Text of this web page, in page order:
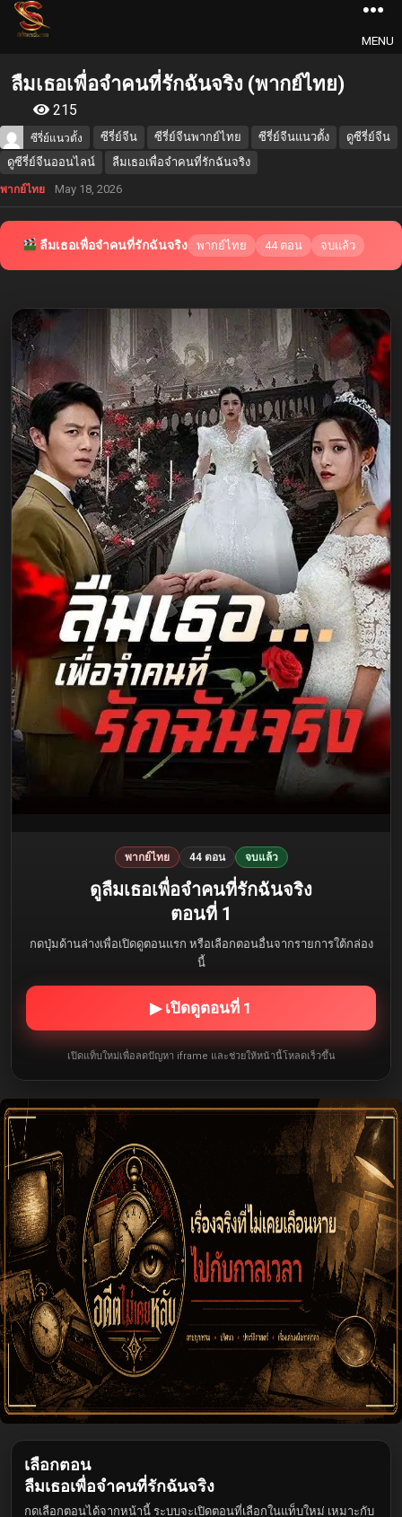
MENU
ลืมเธอเพื่อจำคนที่รักฉันจริง (พากย์ไทย)
215
ซีรี่ย์แนวตั้ง ซีรี่ย์จีน ซีรี่ย์จีนพากย์ไทย ซีรี่ย์จีนแนวตั้ง
ดูซีรี่ย์จีน
ดูซีรี่ย์จีนออนไลน์
ลืมเธอเพื่อจำคนที่รักฉันจริง
พากย์ไทย May 18, 2026
ลืมเธอเพื่อจำคนที่รักฉันจริง พากย์ไทย 44 ตอน จบแล้ว
พากย์ไทย 44 ตอน จบแล้ว
ดูลืมเธอเพื่อจำคนที่รักฉันจริง
ตอนที่ 1
กดปุ่มด้านล่างเพื่อเปิดดูตอนแรก หรือเลือกตอนอื่นจากรายการใต้กล่อง
นี้
▶ เปิดดูตอนที่ 1
เปิดแท็บใหม่เพื่อลดปัญหา iframe และช่วยให้หน้านี้โหลดเร็วขึ้น
เลือกตอน
ลืมเธอเพื่อจำคนที่รักฉันจริง
กดเลือกตอนได้จากหน้านี้ ระบบจะเปิดตอนที่เลือกในแท็บใหม่ เหมาะกับ